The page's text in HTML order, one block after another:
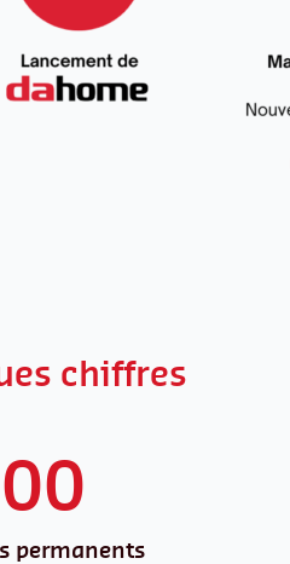
chiffres
permanents